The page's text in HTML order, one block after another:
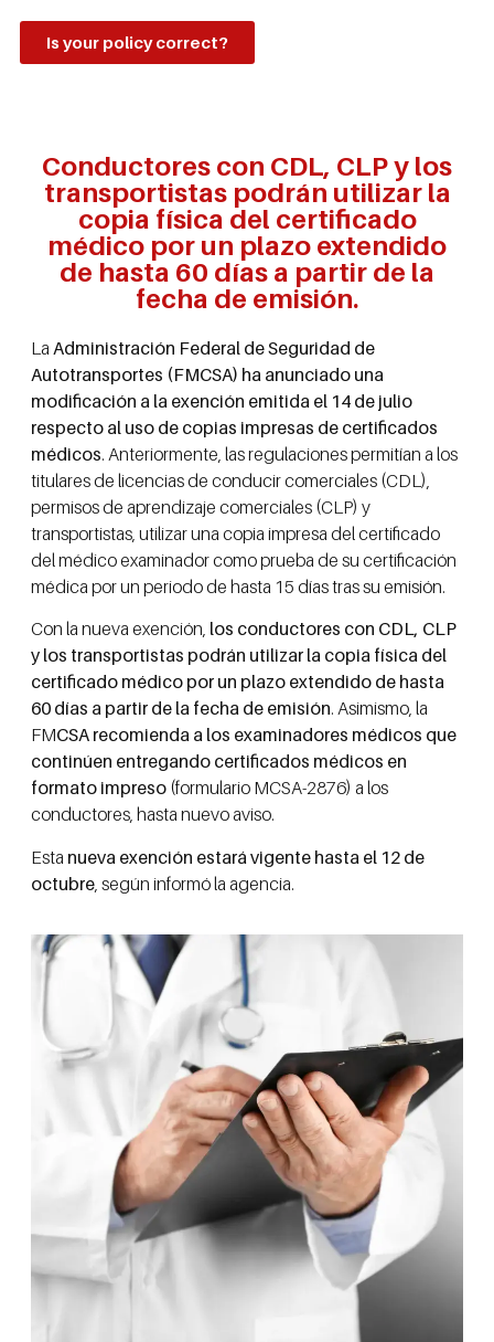
Is your policy correct?
Conductores con CDL, CLP y los
transportistas podrán utilizar la
copia física del certificado
médico por un plazo extendido
de hasta 60 días a partir de la
fecha de emisión.
La Administración Federal de Seguridad de
Autotransportes (FMCSA) ha anunciado una
modificación a la exención emitida el 14 de julio
respecto al uso de copias impresas de certificados
médicos. Anteriormente, las regulaciones permitían a los
titulares de licencias de conducir comerciales (CDL),
permisos de aprendizaje comerciales (CLP) y
transportistas, utilizar una copia impresa del certificado
del médico examinador como prueba de su certificación
médica por un periodo de hasta 15 días tras su emisión.
Con la nueva exención, los conductores con CDL, CLP
y los transportistas podrán utilizar la copia física del
certificado médico por un plazo extendido de hasta
60 días a partir de la fecha de emisión. Asimismo, la
FMCSA recomienda a los examinadores médicos que
continúen entregando certificados médicos en
formato impreso (formulario MCSA-2876) a los
conductores, hasta nuevo aviso.
Esta nueva exención estará vigente hasta el 12 de
octubre , según informó la agencia.